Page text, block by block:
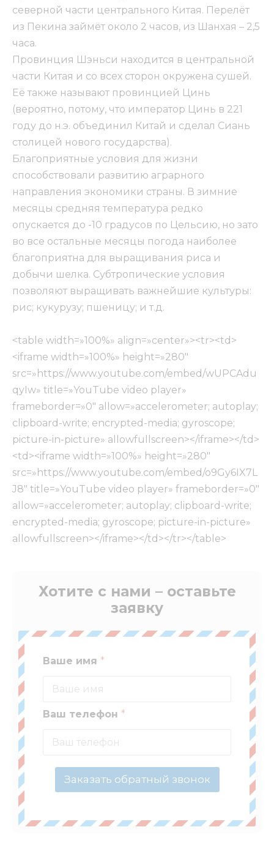
северной части центрального Китая. Перелёт
из Пекина займёт около 2 часов, из Шанхая – 2,5
часа.
Провинция Шэньси находится в центральной
части Китая и со всех сторон окружена сушей.
Её также называют провинцией Цинь
(вероятно, потому, что император Цинь в 221
году до н.э. объединил Китай и сделал Сиань
столицей нового государства).
Благоприятные условия для жизни
способствовали развитию аграрного
направления экономики страны. В зимние
месяцы средняя температура редко
опускается до -10 градусов по Цельсию, но зато
во все остальные месяцы погода наиболее
благоприятна для выращивания риса и
добычи шелка. Субтропические условия
позволяют выращивать важнейшие культуры:
рис; кукурузу; пшеницу; и т.д.
<table width=»100%» align=»center»><tr><td>
<iframe width=»100%» height=»280″
src=»https://www.youtube.com/embed/wUPCAdu
qyIw» title=»YouTube video player»
frameborder=»0″ allow=»accelerometer; autoplay;
clipboard-write; encrypted-media; gyroscope;
picture-in-picture» allowfullscreen></iframe></td>
<td><iframe width=»100%» height=»280″
src=»https://www.youtube.com/embed/o9Gy6IX7L
J8″ title=»YouTube video player» frameborder=»0″
allow=»accelerometer; autoplay; clipboard-write;
encrypted-media; gyroscope; picture-in-picture»
allowfullscreen></iframe></td></tr></table>
Хотите с нами – оставьте
заявку
Ваше имя *
Ваш телефон *
Заказать обратный звонок